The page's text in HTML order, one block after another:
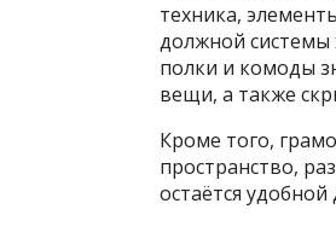
техника,
должной системы
полки и комоды
вещи, а также
Кроме того,
пространство,
остаётся